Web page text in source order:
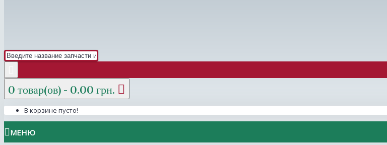
0 товар(ов) - 0.00 грн.
В корзине пусто!
МЕНЮ